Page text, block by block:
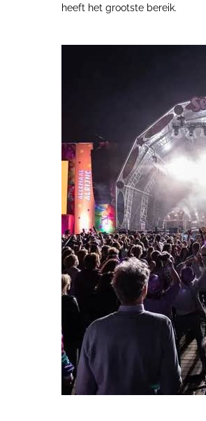
heeft het grootste bereik.